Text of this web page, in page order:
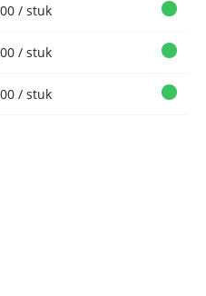
/ stuk
/ stuk
/ stuk